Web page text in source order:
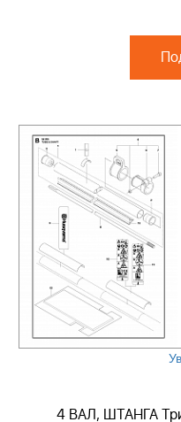
4 ВАЛ, ШТАНГА